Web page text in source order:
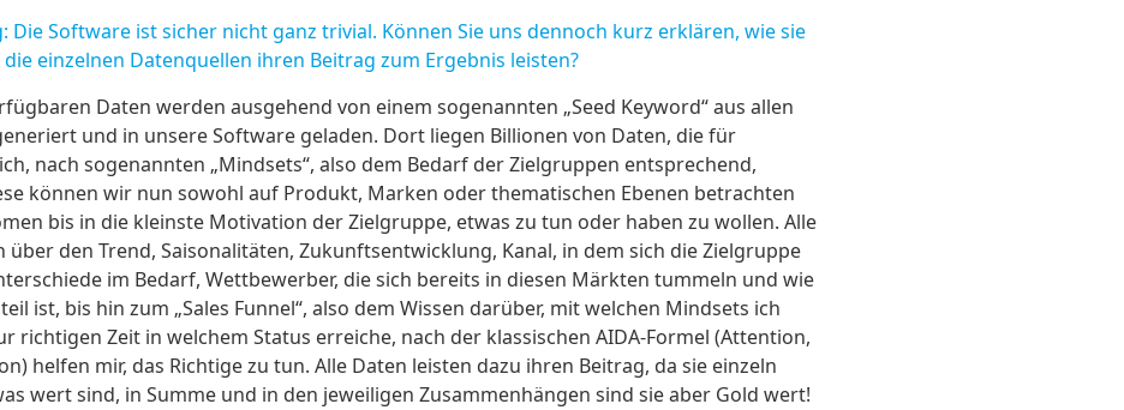
Die Software ist sicher nicht ganz trivial. Können Sie uns dennoch kurz erklären, wie sie
einzelnen Datenquellen ihren Beitrag zum Ergebnis leisten?
Daten werden ausgehend von einem sogenannten „Seed Keyword“ aus allen
und in unsere Software geladen. Dort liegen Billionen von Daten, die für
nach sogenannten „Mindsets“, also dem Bedarf der Zielgruppen entsprechend,
können wir nun sowohl auf Produkt, Marken oder thematischen Ebenen betrachten
bis in die kleinste Motivation der Zielgruppe, etwas zu tun oder haben zu wollen. Alle
den Trend, Saisonalitäten, Zukunftsentwicklung, Kanal, in dem sich die Zielgruppe
im Bedarf, Wettbewerber, die sich bereits in diesen Märkten tummeln und wie
ist, bis hin zum „Sales Funnel“, also dem Wissen darüber, mit welchen Mindsets ich
richtigen Zeit in welchem Status erreiche, nach der klassischen AIDA-Formel (Attention,
helfen mir, das Richtige zu tun. Alle Daten leisten dazu ihren Beitrag, da sie einzeln
wert sind, in Summe und in den jeweiligen Zusammenhängen sind sie aber Gold wert!